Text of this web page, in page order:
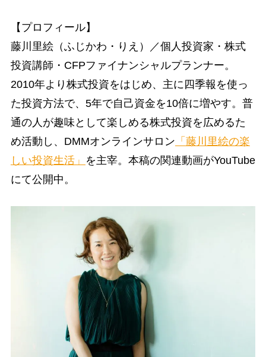
【プロフィール】
藤川里絵（ふじかわ・りえ）／個人投資家・株式
投資講師・CFPファイナンシャルプランナー。
2010年より株式投資をはじめ、主に四季報を使っ
た投資方法で、5年で自己資金を10倍に増やす。普
通の人が趣味として楽しめる株式投資を広めるた
め活動し、DMMオンラインサロン 「藤川里絵の楽
しい投資生活」 を主宰。本稿の関連動画がYouTube
にて公開中。